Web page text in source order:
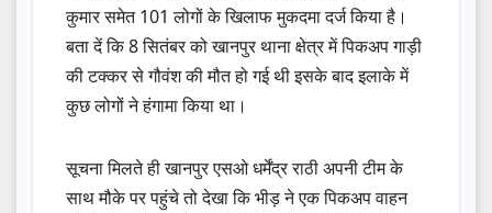
कुमार समेत 101 लोगों के खिलाफ मुकदमा दर्ज किया है।
बता दें कि 8 सितंबर को खानपुर थाना क्षेत्र में पिकअप गाड़ी
की टक्कर से गौवंश की मौत हो गई थी इसके बाद इलाके में
कुछ लोगों ने हंगामा किया था।
सूचना मिलते ही खानपुर एसओ धर्मेंद्र राठी अपनी टीम के
साथ मौके पर पहुंचे तो देखा कि भीड़ ने एक पिकअप वाहन